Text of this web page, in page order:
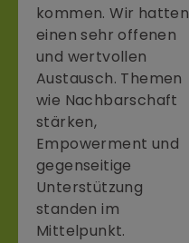
kommen. Wir hatten
einen sehr offenen
und wertvollen
Austausch. Themen
wie Nachbarschaft
stärken,
Empowerment und
gegenseitige
Unterstützung
standen im
Mittelpunkt.